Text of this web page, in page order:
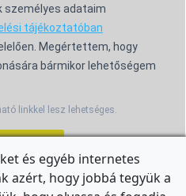
személyes adataim
tájékoztatóban
Megértettem, hogy
bármikor lehetőségem
linkkel lesz lehetséges.
clickHERE.
és egyéb internetes
azért, hogy jobbá tegyük a